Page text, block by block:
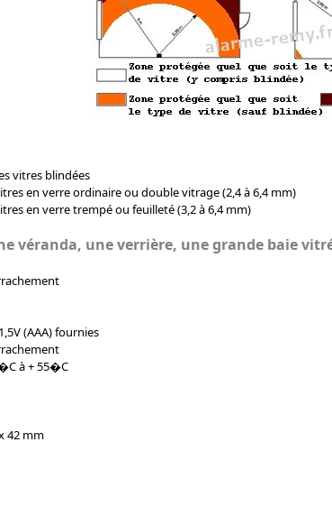
vitres blindées
en verre ordinaire ou double vitrage (2,4 à 6,4 mm)
en verre trempé ou feuilleté (3,2 à 6,4 mm)
véranda, une verrière, une grande baie
(AAA) fournies
à + 55�C
42 mm